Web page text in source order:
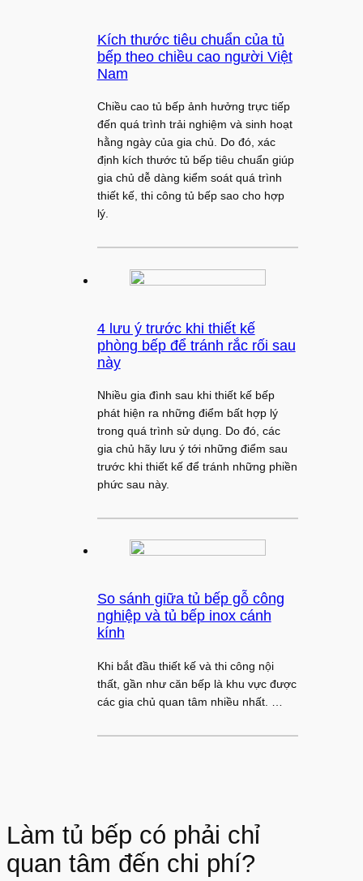
Kích thước tiêu chuẩn của tủ
bếp theo chiều cao người Việt
Nam
Chiều cao tủ bếp ảnh hưởng trực tiếp
đến quá trình trải nghiệm và sinh hoạt
hằng ngày của gia chủ. Do đó, xác
định kích thước tủ bếp tiêu chuẩn giúp
gia chủ dễ dàng kiểm soát quá trình
thiết kế, thi công tủ bếp sao cho hợp
lý.
4 lưu ý trước khi thiết kế
phòng bếp để tránh rắc rối sau
này
Nhiều gia đình sau khi thiết kế bếp
phát hiện ra những điểm bất hợp lý
trong quá trình sử dụng. Do đó, các
gia chủ hãy lưu ý tới những điểm sau
trước khi thiết kế để tránh những phiền
phức sau này.
So sánh giữa tủ bếp gỗ công
nghiệp và tủ bếp inox cánh
kính
Khi bắt đầu thiết kế và thi công nội
thất, gần như căn bếp là khu vực được
các gia chủ quan tâm nhiều nhất. …
Làm tủ bếp có phải chỉ
quan tâm đến chi phí?